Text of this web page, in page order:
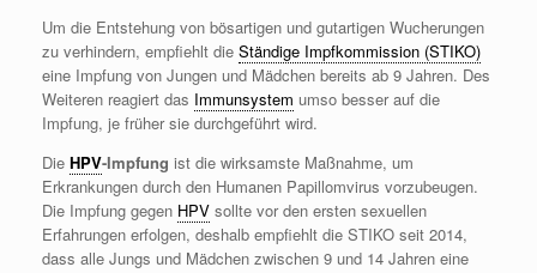
Um die Entstehung von bösartigen und gutartigen Wucherungen
zu verhindern, empfiehlt die Ständige Impfkommission (STIKO)
eine Impfung von Jungen und Mädchen bereits ab 9 Jahren. Des
Weiteren reagiert das Immunsystem umso besser auf die
Impfung, je früher sie durchgeführt wird.
Die HPV-Impfung ist die wirksamste Maßnahme, um
Erkrankungen durch den Humanen Papillomvirus vorzubeugen.
Die Impfung gegen HPV sollte vor den ersten sexuellen
Erfahrungen erfolgen, deshalb empfiehlt die STIKO seit 2014,
dass alle Jungs und Mädchen zwischen 9 und 14 Jahren eine